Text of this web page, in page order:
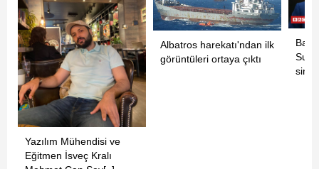
Yazılım Mühendisi ve
Eğitmen İsveç Kralı
Albatros harekatı'ndan ilk
görüntüleri ortaya çıktı